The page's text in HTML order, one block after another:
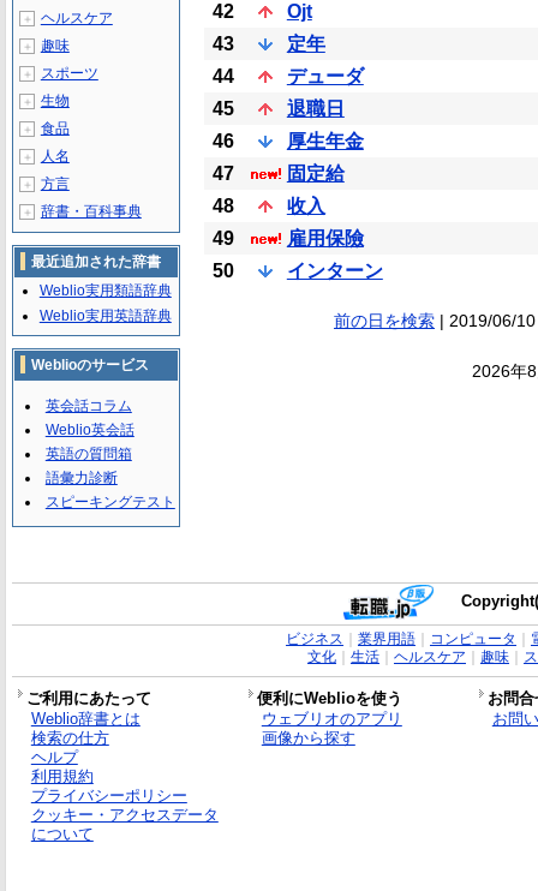
42
Ojt
43
定年
44
デューダ
45
退職日
46
厚生年金
47
固定給
48
收入
49
雇用保險
50
インターン
前の日を検索| 2019/06/
2026年
＋ ヘルスケア
＋ 趣味
＋ スポーツ
＋ 生物
＋ 食品
＋ 人名
＋ 方言
＋ 辞書・百科事典
最近追加された辞書
Weblio実用類語辞典
Weblio実用英語辞典
Weblioのサービス
英会話コラム
Weblio英会話
英語の質問箱
語彙力診断
スピーキングテスト
ビジネス 業界用語｜ コンピュータ
文化｜ 生活｜ ヘルスケア 趣味｜
ご利用にあたって 便利にWeblioを使う
お問
Weblio辞書とは
検索の仕方
ヘルプ
利用規約
プライバシーポリシー
クッキー・アクセスデータ
について
ウェブリオのアプリ
画像から探す
お問